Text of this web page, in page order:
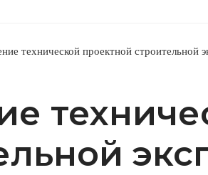
технической проектной строительной